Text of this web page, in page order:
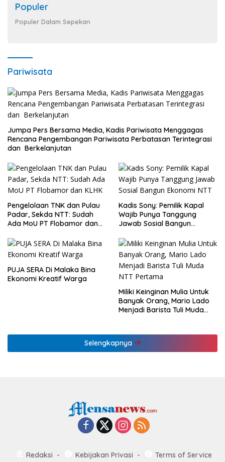
Populer
Populer Dalam Sepekan
Pariwisata
Jumpa Pers Bersama Media, Kadis Pariwisata Menggagas
Rencana Pengembangan Pariwisata Perbatasan Terintegrasi
dan Berkelanjutan
Pengelolaan TNK dan Pulau
Padar, Sekda NTT: Sudah
Ada MoU PT Flobamor dan
Kadis Sony: Pemilik Kapal
Wajib Punya Tanggung
Jawab Sosial Bangun
PUJA SERA Di Malaka Bina
Ekonomi Kreatif Warga
Miliki Keinginan Mulia Untuk
Banyak Orang, Mario Lado
Menjadi Barista Tuli Muda
Selengkapnya
Redaksi Kebijakan Privasi Terms of Service